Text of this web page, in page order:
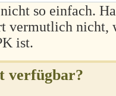
so einfach.
vermutlich nicht,
ist.
verfügbar?